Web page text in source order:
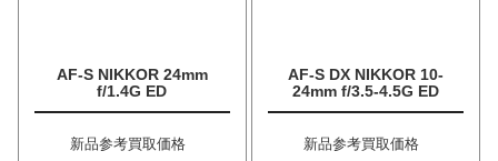
AF-S NIKKOR 24mm
f/1.4G ED
新品参考買取価格
AF-S DX NIKKOR 10-
24mm f/3.5-4.5G ED
新品参考買取価格